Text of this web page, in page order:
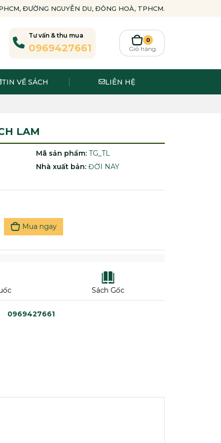
ĐƯỜNG NGUYỄN DU, ĐÔNG HOÀ, TPHCM.
Tư vấn & thu mua
0969427661
0
Giỏ hàng
TIN VỀ SÁCH LIÊN HỆ
LAM
Mã sản phẩm: TG_TL
Nhà xuất bản: ĐỜI NAY
Mua ngay
Sách Gốc
0969427661